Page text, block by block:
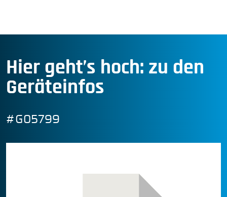
Hier geht’s hoch: zu den
Geräteinfos
#G05799